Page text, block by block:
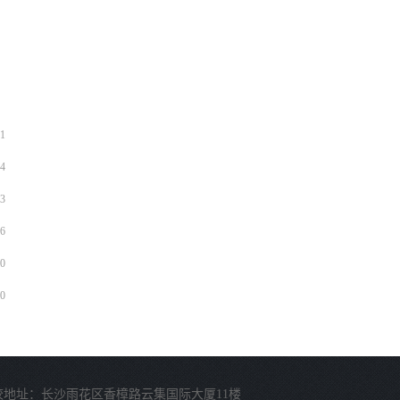
地址：长沙雨花区香樟路云集国际大厦11楼